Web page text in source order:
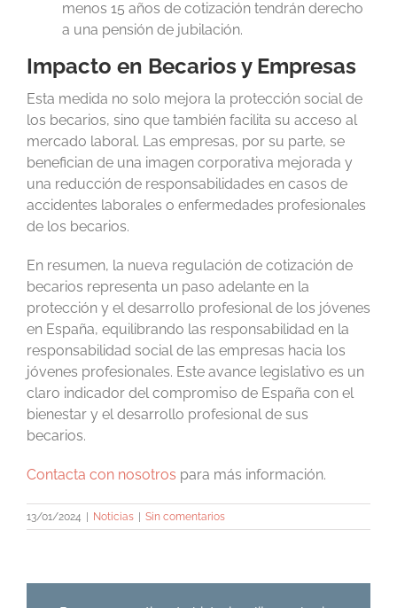
menos 15 años de cotización tendrán derecho
a una pensión de jubilación.
Impacto en Becarios y Empresas
Esta medida no solo mejora la protección social de
los becarios, sino que también facilita su acceso al
mercado laboral. Las empresas, por su parte, se
benefician de una imagen corporativa mejorada y
una reducción de responsabilidades en casos de
accidentes laborales o enfermedades profesionales
de los becarios.
En resumen, la nueva regulación de cotización de
becarios representa un paso adelante en la
protección y el desarrollo profesional de los jóvenes
en España, equilibrando las responsabilidad en la
responsabilidad social de las empresas hacia los
jóvenes profesionales. Este avance legislativo es un
claro indicador del compromiso de España con el
bienestar y el desarrollo profesional de sus
becarios.
Contacta con nosotros para más información.
13/01/2024 Noticias Sin comentarios